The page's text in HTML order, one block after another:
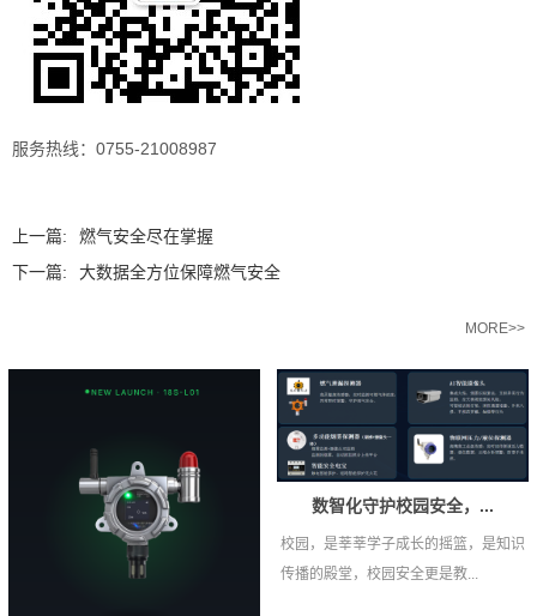
服务热线：0755-21008987
上一篇:
燃气安全尽在掌握
下一篇:
大数据全方位保障燃气安全
MORE>>
数智化守护校园安全，...
校园，是莘莘学子成长的摇篮，是知识
传播的殿堂，校园安全更是教...